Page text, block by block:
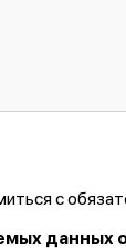
с
данных